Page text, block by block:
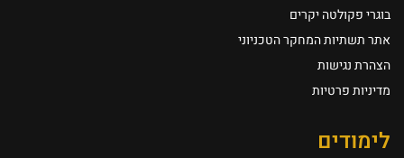
בוגרי פקולטה יקרים
אתר תשתיות המחקר הטכניוני
הצהרת נגישות
מדיניות פרטיות
לימודים